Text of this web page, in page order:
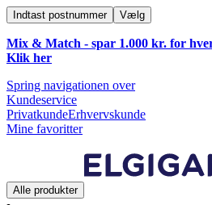
Indtast postnummer Vælg
Mix & Match - spar 1.000 kr. for
Klik her
Spring navigationen over
Kundeservice
PrivatkundeErhvervskunde
Mine favoritter
Alle produkter